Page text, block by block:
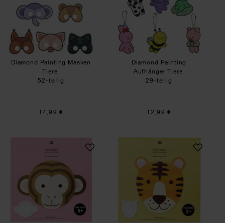
Diamond Painting Masken
Tiere
52-teilig
14,99 €
Diamond Painting
Aufhänger Tiere
29-teilig
12,99 €
Malen nach Zahlen Affe Malen nach